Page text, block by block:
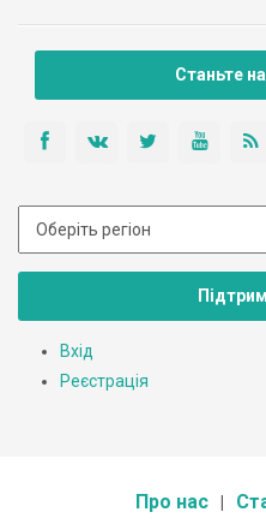
Станьте
Вхід
Реєстрація
Про нас